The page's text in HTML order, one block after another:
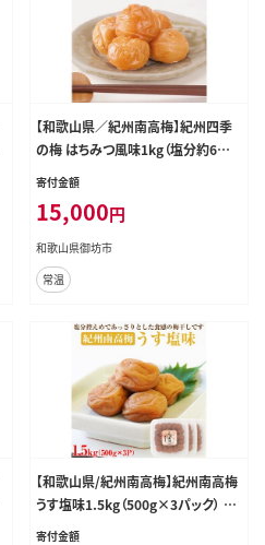
【和歌山県／紀州南高梅】紀州四季
の梅 はちみつ風味1kg（塩分約6%）
【0492-4】
寄付金額
15,000円
和歌山県御坊市
常温
【和歌山県/紀州南高梅】紀州南高梅
うす塩味1.5kg（500g×3パック） 塩
分約6%【0506-4】
寄付金額